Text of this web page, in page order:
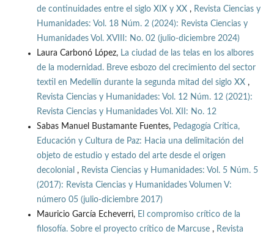
de continuidades entre el siglo XIX y XX , Revista Ciencias y
Humanidades: Vol. 18 Núm. 2 (2024): Revista Ciencias y
Humanidades Vol. XVIII: No. 02 (julio-diciembre 2024)
Laura Carbonó López, La ciudad de las telas en los albores
de la modernidad. Breve esbozo del crecimiento del sector
textil en Medellín durante la segunda mitad del siglo XX ,
Revista Ciencias y Humanidades: Vol. 12 Núm. 12 (2021):
Revista Ciencias y Humanidades Vol. XII: No. 12
Sabas Manuel Bustamante Fuentes, Pedagogía Crítica,
Educación y Cultura de Paz: Hacia una delimitación del
objeto de estudio y estado del arte desde el origen
decolonial , Revista Ciencias y Humanidades: Vol. 5 Núm. 5
(2017): Revista Ciencias y Humanidades Volumen V:
número 05 (julio-diciembre 2017)
Mauricio García Echeverri, El compromiso crítico de la
filosofía. Sobre el proyecto crítico de Marcuse , Revista